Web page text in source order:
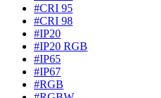
#CRI 95
#CRI 98
#IP20
#IP20 RGB
#IP65
#IP67
#RGB